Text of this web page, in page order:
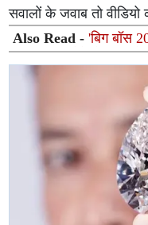
सवालों के जवाब तो
Also Read -'बिग बॉस
खान फिर करेंगे होस्टिंग,